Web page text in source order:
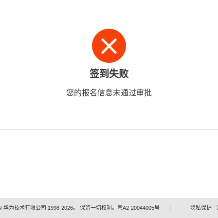
签到失败
您的报名信息未通过审批
华为技术有限公司 1998-2026。 保留一切权利。粤A2-20044005号 | 隐私保护